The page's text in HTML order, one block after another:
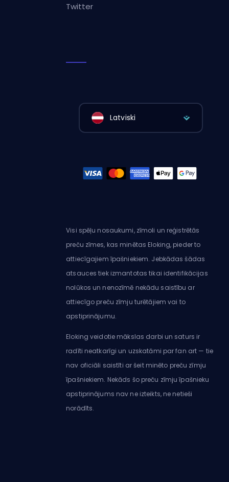
Twitter
Latviski
Visi spēļu nosaukumi, zīmoli un reģistrētās
preču zīmes, kas minētas Eloking, pieder to
attiecīgajiem īpašniekiem. Jebkādas šādas
atsauces tiek izmantotas tikai identifikācijas
nolūkos un nenozīmē nekādu saistību ar
attiecīgo preču zīmju turētājiem vai to
apstiprinājumu.
Eloking veidotie mākslas darbi un saturs ir
radīti neatkarīgi un uzskatāmi par fan art — tie
nav oficiāli saistīti ar šeit minēto preču zīmju
īpašniekiem. Nekāds šo preču zīmju īpašnieku
apstiprinājums nav ne izteikts, ne netieši
norādīts.